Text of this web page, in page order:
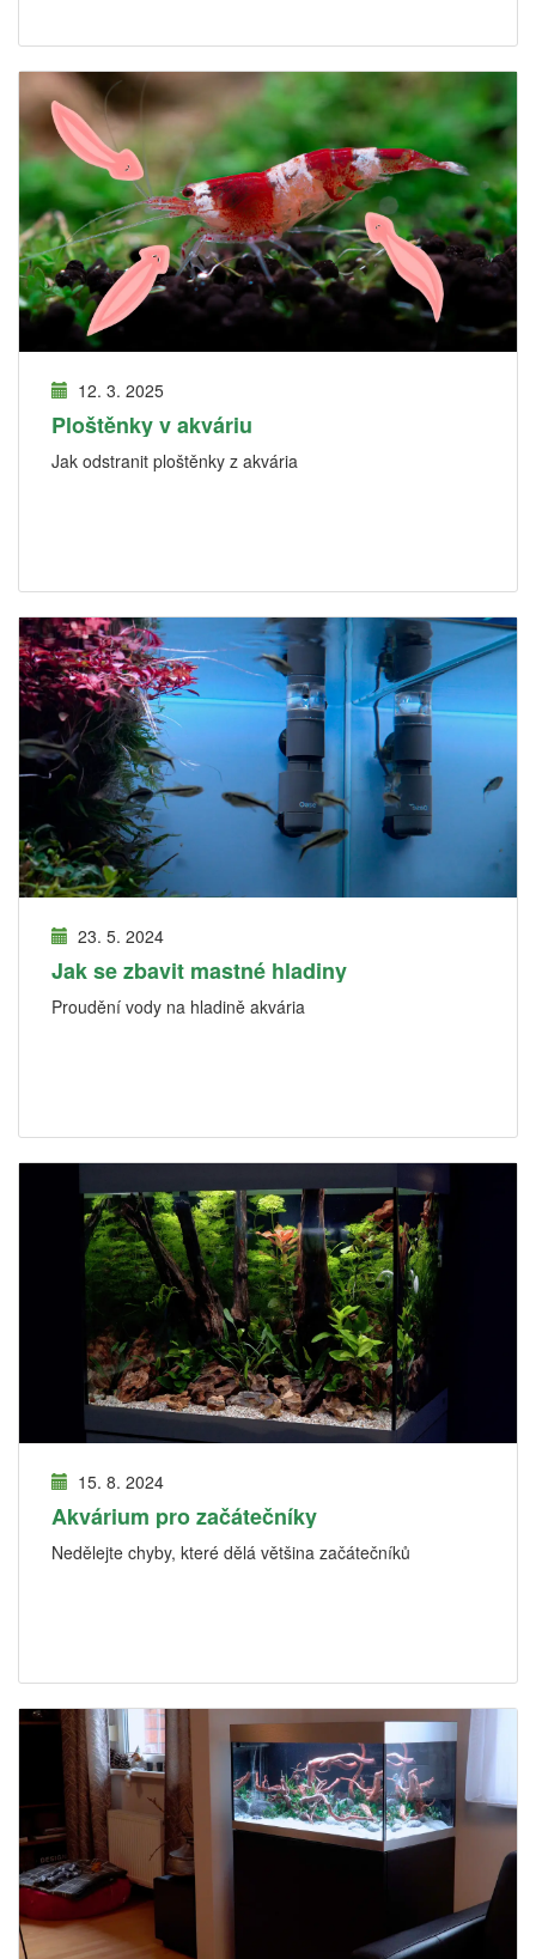
12. 3. 2025
Ploštěnky v akváriu
Jak odstranit ploštěnky z akvária
23. 5. 2024
Jak se zbavit mastné hladiny
Proudění vody na hladině akvária
15. 8. 2024
Akvárium pro začátečníky
Nedělejte chyby, které dělá většina začátečníků